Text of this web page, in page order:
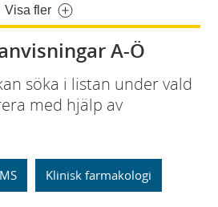
Visa fler
A-Ö
söka i listan under vald
med hjälp av
Klinisk farmakologi